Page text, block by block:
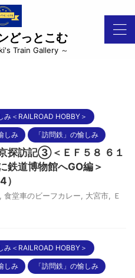
どっとこむ
Train Gallery ～
み＜RAILROAD HOBBY＞
しみ 「訪問鉄」の愉しみ
探訪記③＜ＥＦ５８ ６１
鉄道博物館へGO編＞
）
食堂車のビーフカレー 大宮市
Ｅ
み＜RAILROAD HOBBY＞
しみ 「訪問鉄」の愉しみ